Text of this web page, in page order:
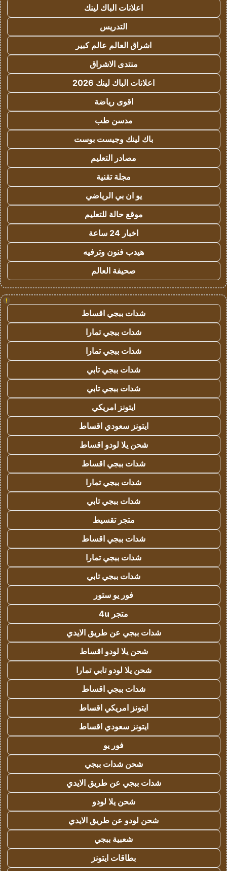
اعلانات الباك لينك
التدريس
اشراق العالم عالم كبير
منتدى الاشراق
اعلانات الباك لينك 2026
اقوى رياضة
مدسن طب
باك لينك وجيست بوست
مصادر التعليم
مجلة تقنية
يو ان بي الرياضي
موقع حالة للتعليم
اخبار 24 ساعة
هيدب فنون وترفيه
صحيفة العالم
!
شدات ببجي اقساط
شدات ببجي تمارا
شدات ببجي تمارا
شدات ببجي تابي
شدات ببجي تابي
ايتونز امريكي
ايتونز سعودي اقساط
شحن يلا لودو اقساط
شدات ببجي اقساط
شدات ببجي تمارا
شدات ببجي تابي
متجر تقسيط
شدات ببجي اقساط
شدات ببجي تمارا
شدات ببجي تابي
فور يو ستور
متجر 4u
شدات ببجي عن طريق الايدي
شحن يلا لودو اقساط
شحن يلا لودو تابي تمارا
شدات ببجي اقساط
ايتونز امريكي اقساط
ايتونز سعودي اقساط
فور يو
شحن شدات ببجي
شدات ببجي عن طريق الايدي
شحن يلا لودو
شحن لودو عن طريق الايدي
شعبية ببجي
بطاقات ايتونز